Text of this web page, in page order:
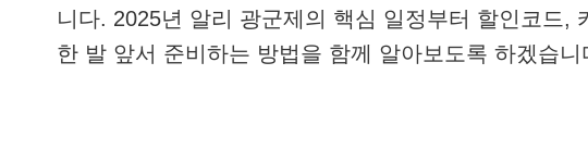
니다. 2025년 알리 광군제의 핵심 일정부터 할인코드,
한 발 앞서 준비하는 방법을 함께 알아보도록 하겠습니